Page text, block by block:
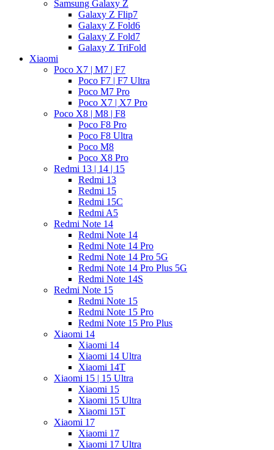
Samsung Galaxy Z
Galaxy Z Flip7
Galaxy Z Fold6
Galaxy Z Fold7
Galaxy Z TriFold
Xiaomi
Poco X7 | M7 | F7
Poco F7 | F7 Ultra
Poco M7 Pro
Poco X7 | X7 Pro
Poco X8 | M8 | F8
Poco F8 Pro
Poco F8 Ultra
Poco M8
Poco X8 Pro
Redmi 13 | 14 | 15
Redmi 13
Redmi 15
Redmi 15C
Redmi A5
Redmi Note 14
Redmi Note 14
Redmi Note 14 Pro
Redmi Note 14 Pro 5G
Redmi Note 14 Pro Plus 5G
Redmi Note 14S
Redmi Note 15
Redmi Note 15
Redmi Note 15 Pro
Redmi Note 15 Pro Plus
Xiaomi 14
Xiaomi 14
Xiaomi 14 Ultra
Xiaomi 14T
Xiaomi 15 | 15 Ultra
Xiaomi 15
Xiaomi 15 Ultra
Xiaomi 15T
Xiaomi 17
Xiaomi 17
Xiaomi 17 Ultra